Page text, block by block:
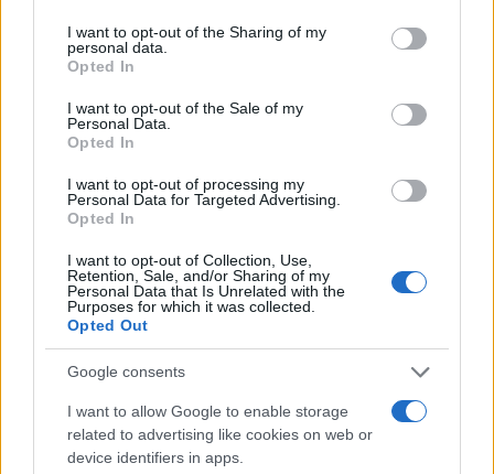
not limited to your visit or usage behaviour. You may click to
grant or deny consent to Google and its third-party tags to
use your data for below specified purposes in below Google
consent section.
I want to opt-out of the Sharing of my
personal data.
Opted In
I want to opt-out of the Sale of my
Personal Data.
Opted In
I want to opt-out of processing my
Personal Data for Targeted Advertising.
Opted In
I want to opt-out of Collection, Use,
Retention, Sale, and/or Sharing of my
Personal Data that Is Unrelated with the
Purposes for which it was collected.
Opted Out
Google consents
I want to allow Google to enable storage
related to advertising like cookies on web or
device identifiers in apps.
Amikor ugyanazzal a vonattal, busszal
utazunk, mint a katonák, a diákok,
ugyanabban az élelmiszerüzletben, piacon
vásárolunk, mint az „átlag-izraeli”, amikor
elmegyünk Bné Brakba, hogy bepillantsunk az
ortodox város hétköznapjaiba, vagy
Jeruzsálem szegény negyedeiben követjük
szemünkkel a kisgyerekeket, akkor más
értelmet nyer mindaz, amit az újságokban
addig olvastak.